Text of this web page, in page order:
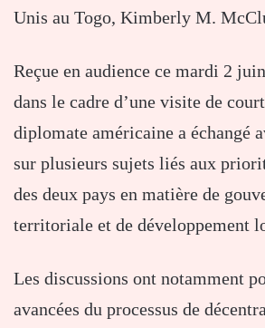
Unis au Togo, Kimberly M.
Reçue en audience ce mardi 2
dans le cadre d’une visite de
diplomate américaine a échangé
sur plusieurs sujets liés aux
des deux pays en matière de
territoriale et de développement
Les discussions ont notamment
avancées du processus de